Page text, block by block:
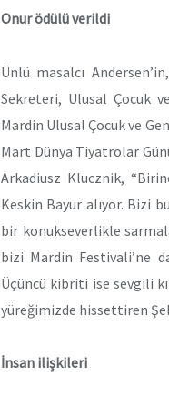
Onur ödülü verildi
Ünlü masalcı
Sekreteri, Ulusal Çocuk
Mardin Ulusal Çocuk ve
Mart Dünya Tiyatrolar
Arkadiusz Klucznik,
Keskin Bayur alıyor. Bizi
bir konukseverlikle
bizi Mardin Festivali’ne
Üçüncü kibriti ise sevgili
yüreğimizde hissettiren
İnsan ilişkileri